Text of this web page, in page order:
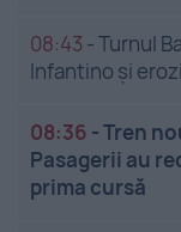
08:43 -Turnul
Infantino și
08:36 -Tren
Pasagerii au
prima cursă